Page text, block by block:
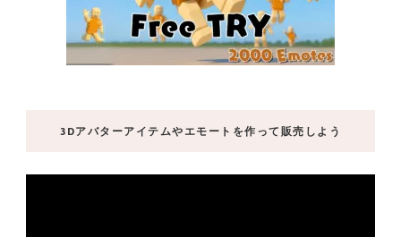
3Dアバターアイテムやエモートを作って販売しよう